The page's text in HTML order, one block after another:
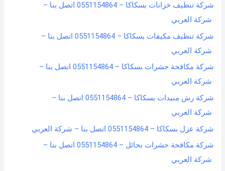
شركة تنظيف خزانات بسكاكا – 0551154864 اتصل بنا –
شركة العربي
شركة تنظيف مكيفات بسكاكا – 0551154864 اتصل بنا –
شركة العربي
شركة مكافحة حشرات بسكاكا – 0551154864 اتصل بنا –
شركة العربي
شركة رش مبيدات بسكاكا – 0551154864 اتصل بنا –
شركة العربي
شركة عزل بسكاكا – 0551154864 اتصل بنا – شركة العربي
شركة مكافحة حشرات بحائل – 0551154864 اتصل بنا –
شركة العربي